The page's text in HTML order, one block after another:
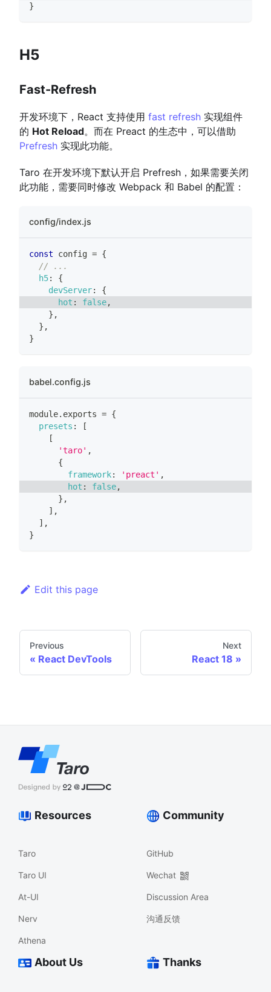
}
H5
Fast-Refresh
开发环境下，React 支持使用 fast refresh 实现组件
的 Hot Reload。而在 Preact 的生态中，可以借助
Prefresh 实现此功能。
Taro 在开发环境下默认开启 Prefresh，如果需要关闭
此功能，需要同时修改 Webpack 和 Babel 的配置：
config/index.js
const config = {
// ...
h5:
{
devServer:
{
hot : false,
} ,
} ,
}
babel.config.js
module. exports = {
presets :
[
[
'taro' ,
{
framework: 'preact' ,
hot : false,
} ,
] ,
] ,
}
Edit this page
Previous
React DevTools
Next
React 18
Resources
Taro
Taro UI
At-UI
Nerv
Athena
Community
GitHub
Wechat
Discussion Area
沟通反馈
About Us Thanks